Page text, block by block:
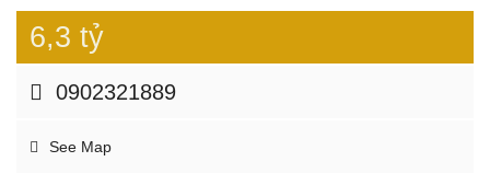
6,3 tỷ
0902321889
See Map